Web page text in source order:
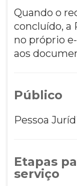
Quando o
concluído, a
no próprio
aos
Público
Pessoa
Etapas
serviço